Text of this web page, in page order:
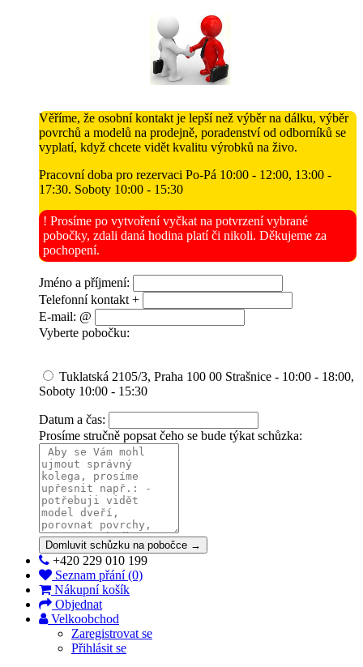
Věříme, že osobní kontakt je lepší než výběr na dálku, výběr
povrchů a modelů na prodejně, poradenství od odborníků se
vyplatí, když chcete vidět kvalitu výrobků na živo.
Pracovní doba pro rezervaci Po-Pá 10:00 - 12:00, 13:00 -
17:30. Soboty 10:00 - 15:30
! Prosíme po vytvoření vyčkat na potvrzení vybrané
pobočky, zdali daná hodina platí či nikoli. Děkujeme za
pochopení.
Jméno a příjmení:
Telefonní kontakt +
E-mail: @
Vyberte pobočku:
Tuklatská 2105/3, Praha 100 00 Strašnice - 10:00 - 18:00,
Soboty 10:00 - 15:30
Datum a čas:
Prosíme stručně popsat čeho se bude týkat schůzka:
Domluvit schůzku na pobočce →
+420 229 010 199
Seznam přání (0)
Nákupní košík
Objednat
Velkoobchod
Zaregistrovat se
Přihlásit se